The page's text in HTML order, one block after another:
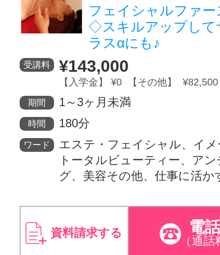
フェイシャルファ
◇スキルアップして
ラスαにも♪
受講料 ¥143,000
【入学金】 ¥0 【その他】 ¥82,500
期間 1～3ヶ月未満
時間 180分
ワード
エステ・フェイシャル、イ
トータルビューティー、ア
グ、美容その他、仕事に活か
資料請求する 電
（通話